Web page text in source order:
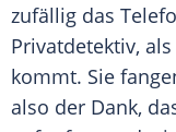
zufällig das
Privatdetektiv,
kommt. Sie
also der Dank,